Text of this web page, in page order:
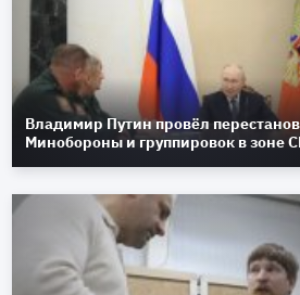
Владимир Путин провёл
Минобороны и группировок в зоне